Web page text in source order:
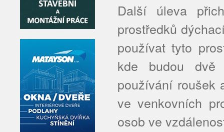
Další úleva
prostředků
používat tyto
kde budou dvě
používání roušek
ve venkovních
osob ve